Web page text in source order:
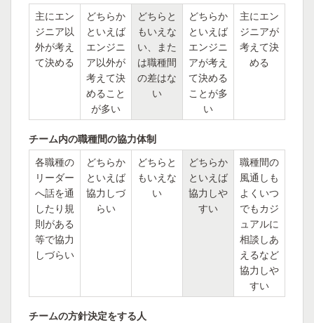
主にエン
ジニア以
外が考え
て決める
どちらか
といえば
エンジニ
ア以外が
考えて決
めること
が多い
どちらと
もいえな
い、また
は職種間
の差はな
い
どちらか
といえば
エンジニ
アが考え
て決める
ことが多
い
主にエン
ジニアが
考えて決
める
チーム内の職種間の協力体制
各職種の
リーダー
へ話を通
したり規
則がある
等で協力
しづらい
どちらか
といえば
協力しづ
らい
どちらと
もいえな
い
どちらか
といえば
協力しや
すい
職種間の
風通しも
よくいつ
でもカジ
ュアルに
相談しあ
えるなど
協力しや
すい
チームの方針決定をする人